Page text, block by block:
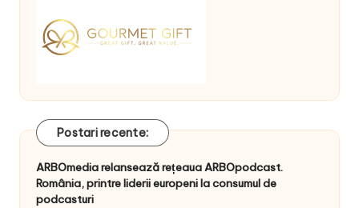
Postari recente:
ARBOmedia relansează rețeaua ARBOpodcast.
România, printre liderii europeni la consumul de
podcasturi